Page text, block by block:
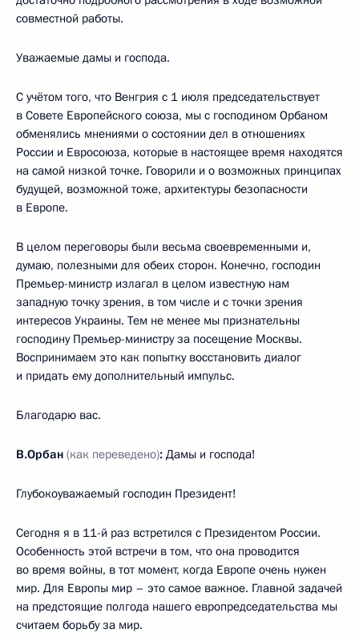
совместной работы.
Уважаемые дамы и господа.
С учётом того, что Венгрия с 1 июля председательствует
в Совете Европейского союза, мы с господином Орбаном
обменялись мнениями о состоянии дел в отношениях
России и Евросоюза, которые в настоящее время находятся
на самой низкой точке. Говорили и о возможных принципах
будущей, возможной тоже, архитектуры безопасности
в Европе.
В целом переговоры были весьма своевременными и,
думаю, полезными для обеих сторон. Конечно, господин
Премьер-министр излагал в целом известную нам
западную точку зрения, в том числе и с точки зрения
интересов Украины. Тем не менее мы признательны
господину Премьер-министру за посещение Москвы.
Воспринимаем это как попытку восстановить диалог
и придать ему дополнительный импульс.
Благодарю вас.
В.Орбан (как переведено): Дамы и господа!
Глубокоуважаемый господин Президент!
Сегодня я в 11-й раз встретился с Президентом России.
Особенность этой встречи в том, что она проводится
во время войны, в тот момент, когда Европе очень нужен
мир. Для Европы мир – это самое важное. Главной задачей
на предстоящие полгода нашего европредседательства мы
считаем борьбу за мир.